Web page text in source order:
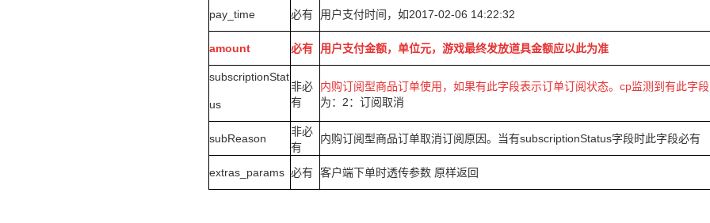
pay_time 必有 用户支付时间，如2017-02-06 14:22:32
amount 必有 用户支付金额，单位元，游戏最终发放道具金额应以此为准
subscriptionStat
us
非必
有
内购订阅型商品订单使用，如果有此字段表示订单订阅状态。cp监测到有此字
为： 2：订阅取消
subReason
非必
有
内购订阅型商品订单取消订阅原因。当有subscriptionStatus字段时此字段必有
extras_params 必有 客户端下单时透传参数 原样返回